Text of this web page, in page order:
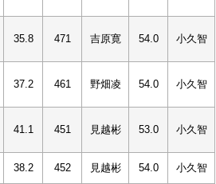
35.8 471 吉原寛 54.0 小久智
37.2 461 野畑凌 54.0 小久智
41.1 451 見越彬 53.0 小久智
38.2 452 見越彬 54.0 小久智